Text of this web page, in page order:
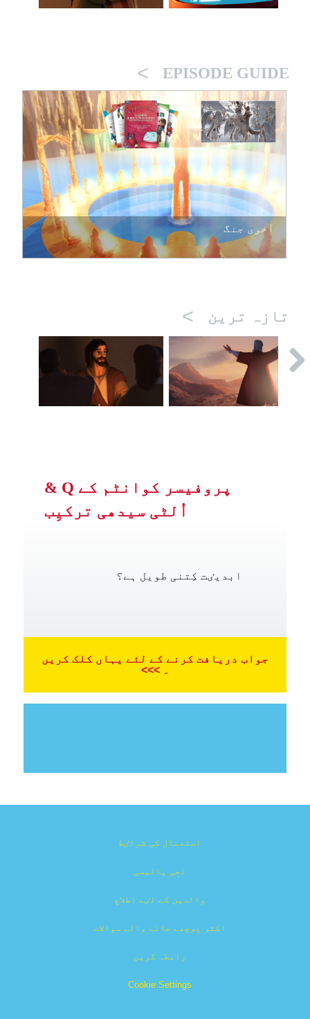
EPISODE GUIDE
>
آخری جنگ
تازہ ترین >
پروفیسر کوانٹم کے Q &
اُلٹی سیدھی ترکیِب
ابدیٸت کِتنی طویل ہے؟
جواب دریافت کرنے کے لئے یہاں کلک کریں
۔ >>>
استعمال کی شراٸط
نجِی پالیسی
والدین کے لٸے اِطلاع
اکثر پوچھے جانے والے سوالات
رابطہ کریں
Cookie Settings